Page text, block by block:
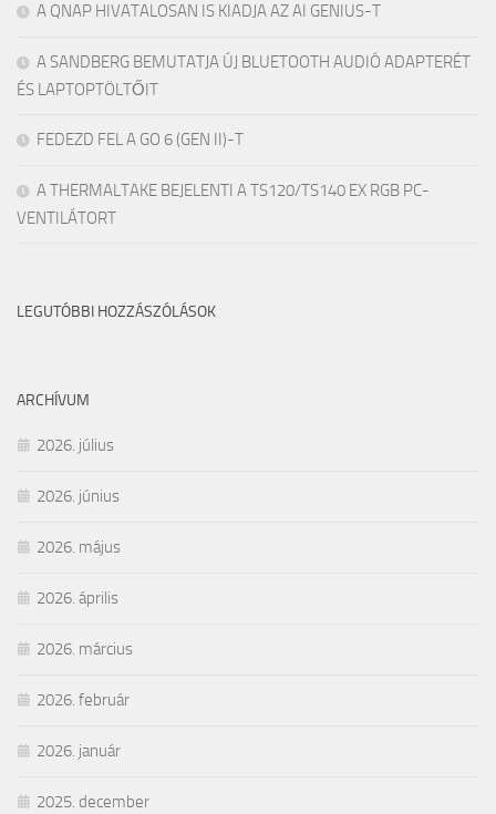
A QNAP HIVATALOSAN IS KIADJA AZ AI GENIUS-T
A SANDBERG BEMUTATJA ÚJ BLUETOOTH AUDIÓ ADAPTERÉT
ÉS LAPTOPTÖLTŐIT
FEDEZD FEL A GO 6 (GEN II)-T
A THERMALTAKE BEJELENTI A TS120/TS140 EX RGB PC-
VENTILÁTORT
LEGUTÓBBI HOZZÁSZÓLÁSOK
ARCHÍVUM
2026. július
2026. június
2026. május
2026. április
2026. március
2026. február
2026. január
2025. december